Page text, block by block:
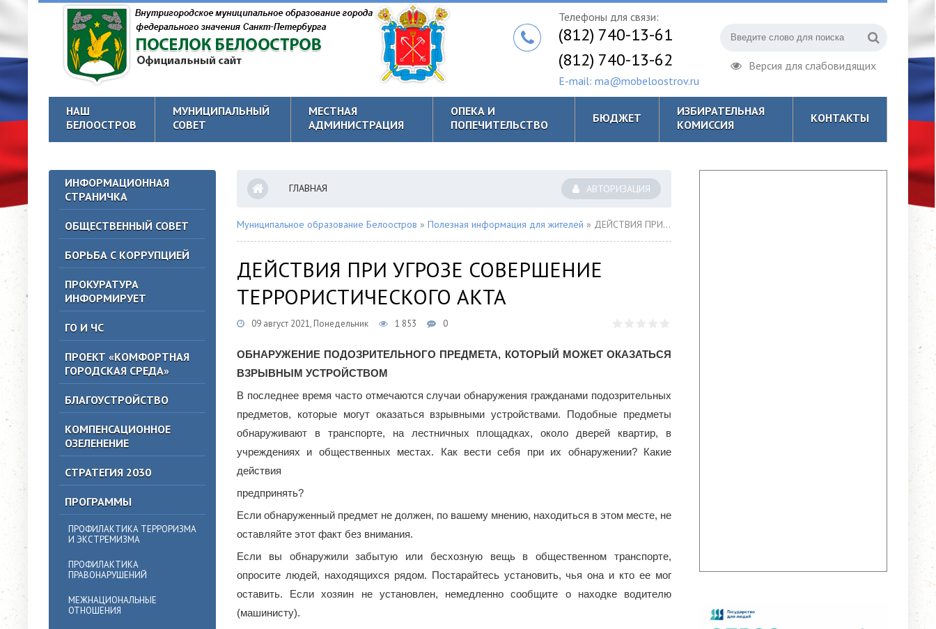
Версия для слабовидящих
Телефоны для связи:
(812) 740-13-61
(812) 740-13-62
E-mail: ma@mobeloostrov.ru
НАШ
БЕЛООСТРОВ
МУНИЦИПАЛЬНЫЙ
СОВЕТ
МЕСТНАЯ
АДМИНИСТРАЦИЯ
ОПЕКА И
ПОПЕЧИТЕЛЬСТВО
БЮДЖЕТ
ИЗБИРАТЕЛЬНАЯ
КОМИССИЯ
КОНТАКТЫ
ИНФОРМАЦИОННАЯ
СТРАНИЧКА
ОБЩЕСТВЕННЫЙ СОВЕТ
БОРЬБА С КОРРУПЦИЕЙ
ПРОКУРАТУРА
ИНФОРМИРУЕТ
ГО И ЧС
ПРОЕКТ «КОМФОРТНАЯ
ГОРОДСКАЯ СРЕДА»
БЛАГОУСТРОЙСТВО
КОМПЕНСАЦИОННОЕ
ОЗЕЛЕНЕНИЕ
СТРАТЕГИЯ 2030
ПРОГРАММЫ
ПРОФИЛАКТИКА ТЕРРОРИЗМА
И ЭКСТРЕМИЗМА
ПРОФИЛАКТИКА
ПРАВОНАРУШЕНИЙ
МЕЖНАЦИОНАЛЬНЫЕ
ОТНОШЕНИЯ
ГЛАВНАЯ АВТОРИЗАЦИЯ
Муниципальное образование Белоостров » Полезная информация для жителей » ДЕЙСТВИЯ ПРИ УГРОЗЕ СОВЕРШЕНИЕ ТЕРРОРИСТИЧЕСКОГО АКТА
ДЕЙСТВИЯ ПРИ УГРОЗЕ СОВЕРШЕНИЕ
ТЕРРОРИСТИЧЕСКОГО АКТА
09 август 2021, Понедельник 1 853 0
ОБНАРУЖЕНИЕ ПОДОЗРИТЕЛЬНОГО ПРЕДМЕТА, КОТОРЫЙ МОЖЕТ ОКАЗАТЬСЯ
ВЗРЫВНЫМ УСТРОЙСТВОМ
В последнее время часто отмечаются случаи обнаружения гражданами подозрительных
предметов, которые могут оказаться взрывными устройствами. Подобные предметы
обнаруживают в транспорте, на лестничных площадках, около дверей квартир, в
учреждениях и общественных местах. Как вести себя при их обнаружении? Какие
действия
предпринять?
Если обнаруженный предмет не должен, по вашему мнению, находиться в этом месте, не
оставляйте этот факт без внимания.
Если вы обнаружили забытую или бесхозную вещь в общественном транспорте,
опросите людей, находящихся рядом. Постарайтесь установить, чья она и кто ее мог
оставить. Если хозяин не установлен, немедленно сообщите о находке водителю
(машинисту).